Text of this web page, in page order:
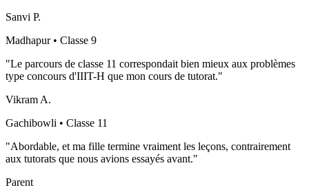
Sanvi P.
Madhapur• Classe 9
"Le parcours de classe 11 correspondait bien mieux aux problèmes
type concours d'IIIT-H que mon cours de tutorat."
Vikram A.
Gachibowli • Classe 11
"Abordable, et ma fille termine vraiment les leçons, contrairement
aux tutorats que nous avions essayés avant."
Parent